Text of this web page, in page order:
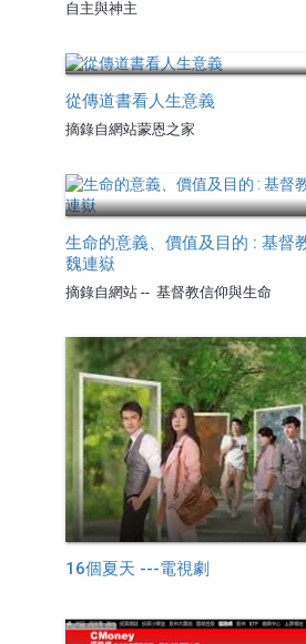
自主與神主
從傳道書看人生意義
摘錄自網站蒙恩之家
生命的意義、價值及目的 : 基督
魏連嶽
摘錄自網站 -- 基督教信仰與生命
16個夏天 ---電視劇